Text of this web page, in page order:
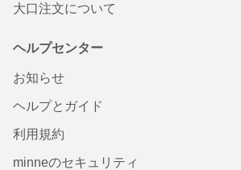
大口注文について
ヘルプセンター
お知らせ
ヘルプとガイド
利用規約
minneのセキュリティ